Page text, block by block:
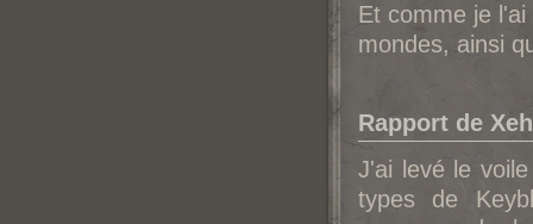
Et comme je
mondes, ainsi
Rapport de
J'ai levé le
types de